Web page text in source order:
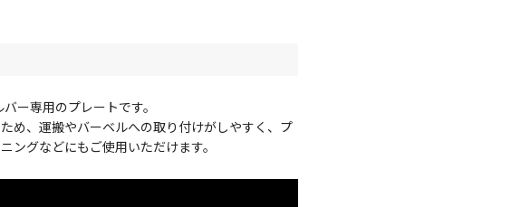
ー専用のプレートです。
め、運搬やバーベルへの取り付けがしやすく、プ
ングなどにもご使用いただけます。